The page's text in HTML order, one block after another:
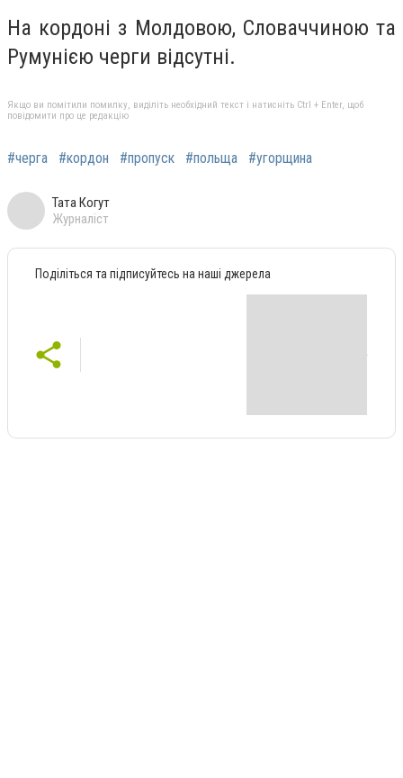
На кордоні з Молдовою, Словаччиною та
Румунією черги відсутні.
Якщо ви помітили помилку, виділіть необхідний текст і натисніть Ctrl + Enter, щоб
повідомити про це редакцію
#черга #кордон #пропуск #польща #угорщина
Тата Когут
Журналіст
Поділіться та підписуйтесь на наші джерела